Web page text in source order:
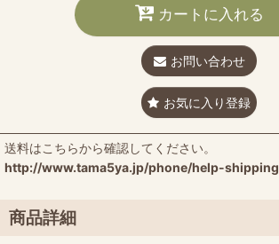
カートに入れる
お問い合わせ
お気に入り登録
送料はこちらから確認してください。
http://www.tama5ya.jp/phone/help-shipping
商品詳細